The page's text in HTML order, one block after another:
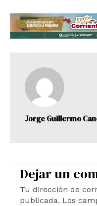
Jorge Guillermo
Dejar un
Tu dirección de
publicada. Los